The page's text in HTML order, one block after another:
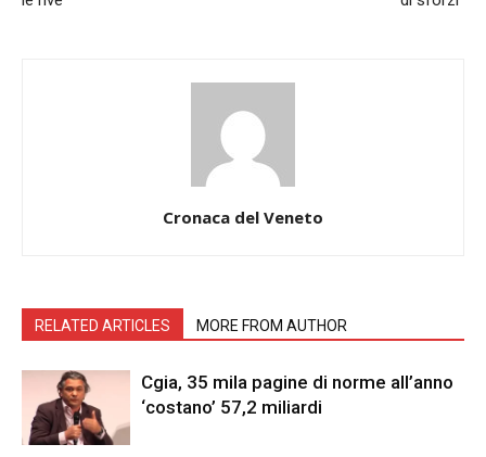
Cronaca del Veneto
RELATED ARTICLES MORE FROM AUTHOR
Cgia, 35 mila pagine di norme all’anno
‘costano’ 57,2 miliardi